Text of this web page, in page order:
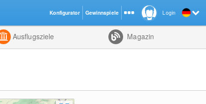
Kombiniert
Ausflugsziele Magazin
Login
Konfigurator Gewinnspiele